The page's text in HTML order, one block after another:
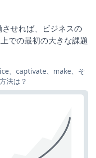
せれば、ビジネスの
での最初の大きな課題
、captivate、make、そ
法は？